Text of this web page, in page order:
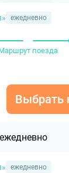
ежедневно
поезда
Выбрать
ежедневно
ежедневно